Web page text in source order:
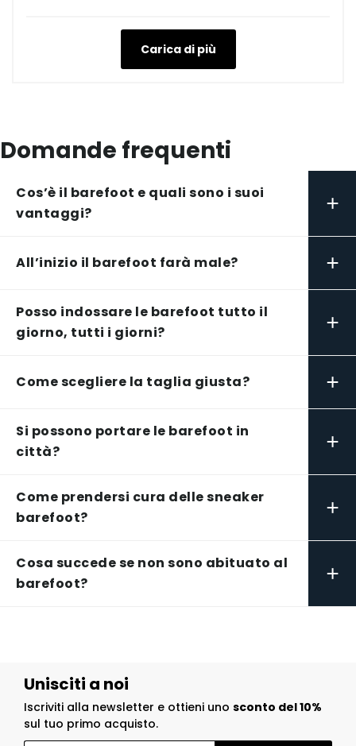
Carica di più
Domande frequenti
Cos’è il barefoot e quali sono i suoi
vantaggi?
+
All’inizio il barefoot farà male? +
Posso indossare le barefoot tutto il
giorno, tutti i giorni?
+
Come scegliere la taglia giusta? +
Si possono portare le barefoot in
città?
+
Come prendersi cura delle sneaker
barefoot?
+
Cosa succede se non sono abituato al
barefoot?
+
Unisciti a noi
Iscriviti alla newsletter e ottieni uno sconto del 10%
sul tuo primo acquisto.